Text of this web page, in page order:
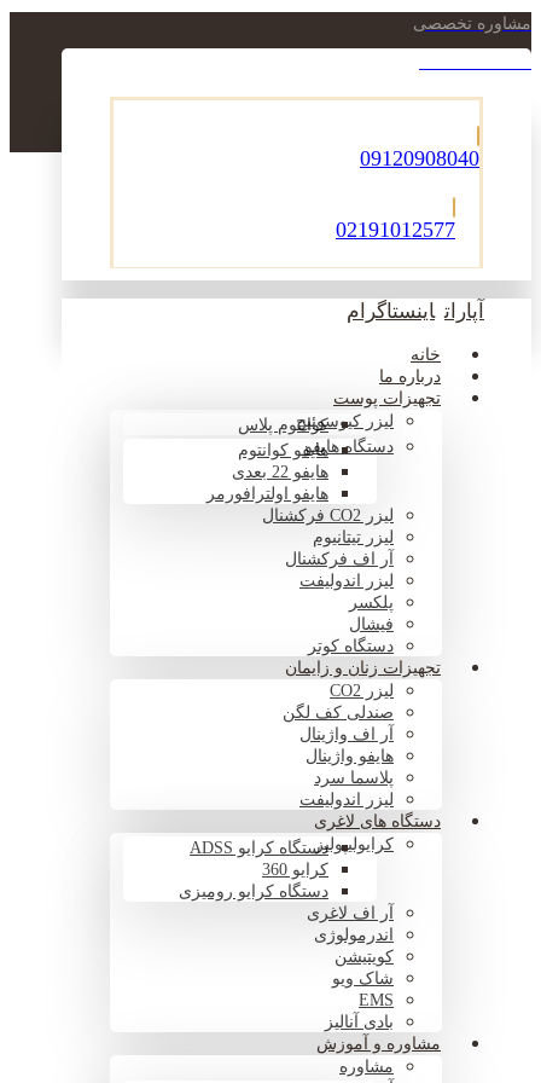
مشاوره تخصصی
09120908040
02191012577
آپارات اینستاگرام
خانه
درباره ما
تجهیزات پوست
لیزر کیوسوئیچکوانتوم پلاس
دستگاه هایفوهایفو کوانتوم
هایفو 22 بعدی
هایفو اولترافورمر
لیزر CO2 فرکشنال
لیزر تیتانیوم
آر اف فرکشنال
لیزر اندولیفت
پلکسر
فیشال
دستگاه کوتر
تجهیزات زنان و زایمان
لیزر CO2
صندلی کف لگن
آر اف واژینال
هایفو واژینال
پلاسما سرد
لیزر اندولیفت
دستگاه های لاغری
کرایولیپولیزدستگاه کرایو ADSS
کرایو 360
دستگاه کرایو رومیزی
آر اف لاغری
اندرمولوژی
کویتیشن
شاک ویو
EMS
بادی آنالیز
مشاوره و آموزش
مشاوره